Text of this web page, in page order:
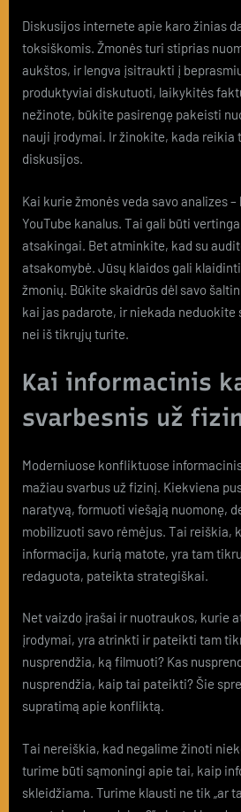
Diskusijos internete apie karo žinias
toksiškomis. Žmonės turi stiprias
aukštos, ir lengva įsitraukti į
produktyviai diskutuoti, laikykitės
nežinote, būkite pasirengę pakeisti
nauji įrodymai. Ir žinokite, kada
diskusijos.
Kai kurie žmonės veda savo analizes
YouTube kanalus. Tai gali būti
atsakingai. Bet atminkite, kad su
atsakomybė. Jūsų klaidos gali
žmonių. Būkite skaidrūs dėl savo
kai jas padarote, ir niekada neduokite
nei iš tikrųjų turite.
Kai informacinis
svarbesnis už
Moderniuose konfliktuose
mažiau svarbus už fizinį. Kiekviena
naratyvą, formuoti viešąją nuomonę,
mobilizuoti savo rėmėjus. Tai reiškia,
informacija, kurią matote, yra tam
redaguota, pateikta strategiškai.
Net vaizdo įrašai ir nuotraukos, kurie
įrodymai, yra atrinkti ir pateikti tam
nusprendžia, ką filmuoti? Kas
nusprendžia, kaip tai pateikti? Šie
supratimą apie konfliktą.
Tai nereiškia, kad negalime žinoti
turime būti sąmoningi apie tai, kaip
skleidžiama. Turime klausti ne tik „ar